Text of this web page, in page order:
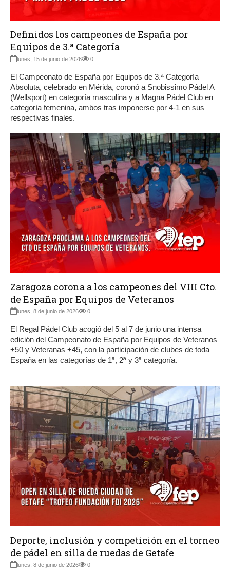
Definidos los campeones de España por
Equipos de 3.ª Categoría
lunes, 15 de junio de 2026 0
El Campeonato de España por Equipos de 3.ª Categoría
Absoluta, celebrado en Mérida, coronó a Snobissimo Pádel A
(Wellsport) en categoría masculina y a Magna Pádel Club en
categoría femenina, ambos tras imponerse por 4-1 en sus
respectivas finales.
Zaragoza corona a los campeones del VIII Cto.
de España por Equipos de Veteranos
lunes, 8 de junio de 2026 0
El Regal Pádel Club acogió del 5 al 7 de junio una intensa
edición del Campeonato de España por Equipos de Veteranos
+50 y Veteranas +45, con la participación de clubes de toda
España en las categorías de 1ª, 2ª y 3ª categoría.
Deporte, inclusión y competición en el torneo
de pádel en silla de ruedas de Getafe
lunes, 8 de junio de 2026 0